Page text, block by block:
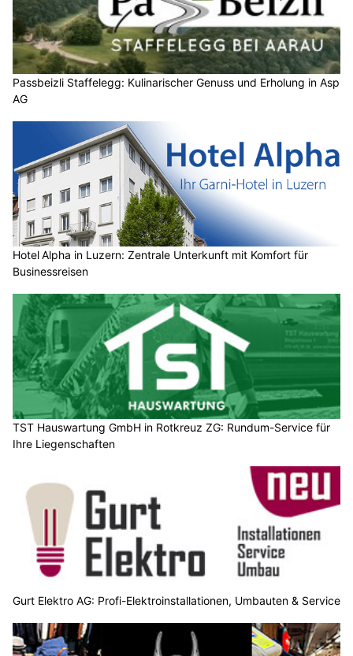
Passbeizli Staffelegg: Kulinarischer Genuss und Erholung in Asp
AG
Hotel Alpha in Luzern: Zentrale Unterkunft mit Komfort für
Businessreisen
TST Hauswartung GmbH in Rotkreuz ZG: Rundum-Service für
Ihre Liegenschaften
Gurt Elektro AG: Profi-Elektroinstallationen, Umbauten & Service